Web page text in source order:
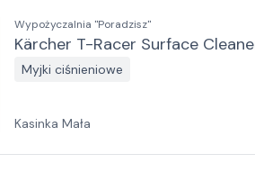
Wypożyczalnia "Poradzisz"
Kärcher T-Racer Surface
Myjki ciśnieniowe
Kasinka Mała